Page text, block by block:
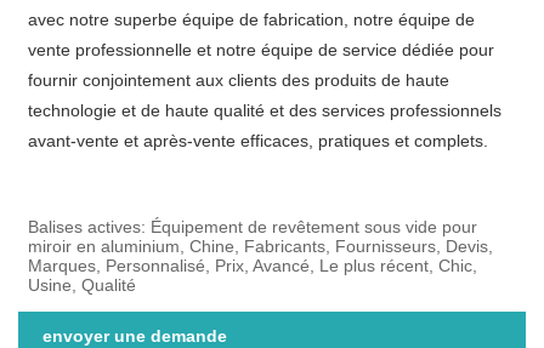
avec notre superbe équipe de fabrication, notre équipe de
vente professionnelle et notre équipe de service dédiée pour
fournir conjointement aux clients des produits de haute
technologie et de haute qualité et des services professionnels
avant-vente et après-vente efficaces, pratiques et complets.
Balises actives: Équipement de revêtement sous vide pour
miroir en aluminium, Chine, Fabricants, Fournisseurs, Devis,
Marques, Personnalisé, Prix, Avancé, Le plus récent, Chic,
Usine, Qualité
envoyer une demande